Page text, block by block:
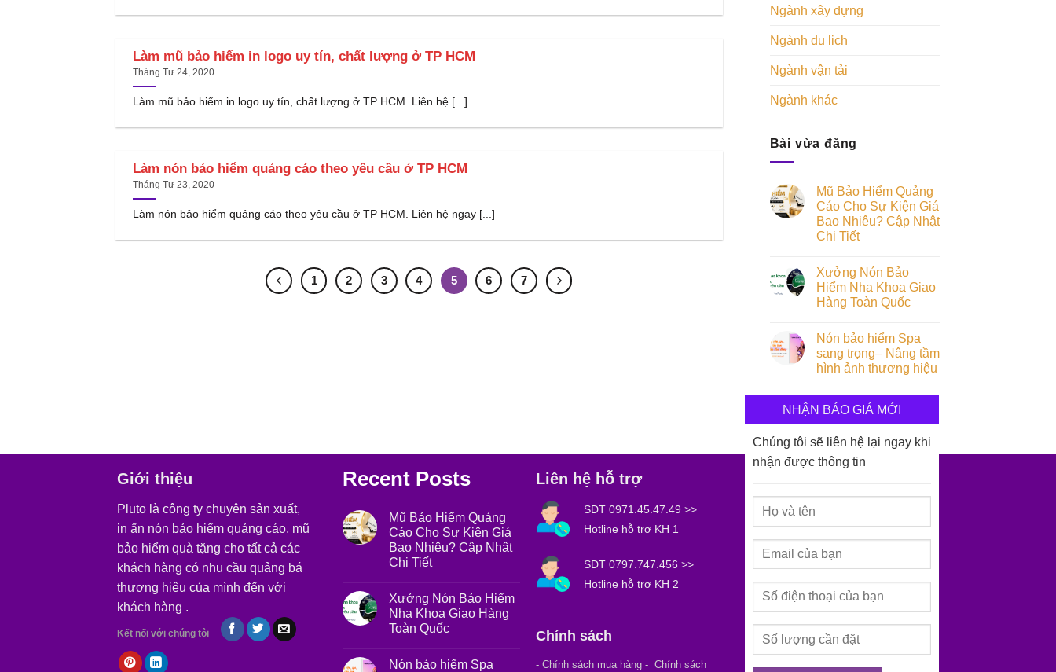
Làm mũ bảo hiểm in logo uy tín, chất lượng ở TP HCM
Tháng Tư 24, 2020
Làm mũ bảo hiểm in logo uy tín, chất lượng ở TP HCM. Liên hệ [...]
Làm nón bảo hiểm quảng cáo theo yêu cầu ở TP HCM
Tháng Tư 23, 2020
Làm nón bảo hiểm quảng cáo theo yêu cầu ở TP HCM. Liên hệ ngay [...]
1 2 3 4 5 6 7
Ngành xây dựng
Ngành du lịch
Ngành vận tải
Ngành khác
Bài vừa đăng
Mũ Bảo Hiểm Quảng
Cáo Cho Sự Kiện Giá
Bao Nhiêu? Cập Nhật
Chi Tiết
Xưởng Nón Bảo
Hiểm Nha Khoa Giao
Hàng Toàn Quốc
Nón bảo hiểm Spa
sang trọng– Nâng tầm
hình ảnh thương hiệu
Giới thiệu
Pluto là công ty chuyên sản xuất,
in ấn nón bảo hiểm quảng cáo, mũ
bảo hiểm quà tặng cho tất cả các
khách hàng có nhu cầu quảng bá
thương hiệu của mình đến với
khách hàng .
Kết nối với chúng tôi
Recent Posts
Mũ Bảo Hiểm Quảng
Cáo Cho Sự Kiện Giá
Bao Nhiêu? Cập Nhật
Chi Tiết
Xưởng Nón Bảo Hiểm
Nha Khoa Giao Hàng
Toàn Quốc
Nón bảo hiểm Spa
Liên hệ hỗ trợ
SĐT 0971.45.47.49 >>
Hotline hỗ trợ KH 1
SĐT 0797.747.456 >>
Hotline hỗ trợ KH 2
Chính sách
- Chính sách mua hàng - Chính sách
NHẬN BÁO GIÁ MỚI
Chúng tôi sẽ liên hệ lại ngay khi
nhận được thông tin